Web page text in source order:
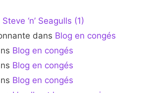
Steve ‘n’ Seagulls (1)
dans Blog en congés
Blog en congés
Blog en congés
Blog en congés